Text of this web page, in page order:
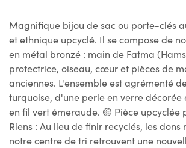
Magnifique bijou de sac ou porte-clés
et ethnique upcyclé. Il se compose de
en métal bronzé : main de Fatma
protectrice, oiseau, cœur et pièces de
anciennes. L'ensemble est agrémenté
turquoise, d'une perle en verre décorée
en fil vert émeraude. 🟡 Pièce upcyclée
Riens : Au lieu de finir recyclés, les dons
notre centre de tri retrouvent une